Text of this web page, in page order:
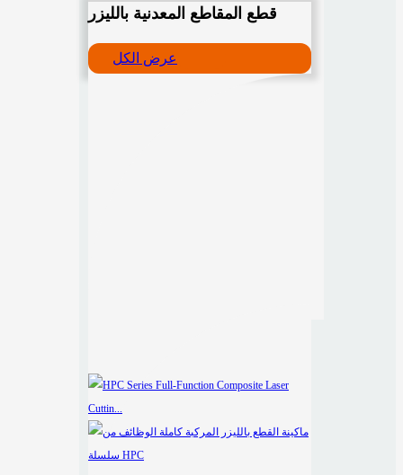
قطع المقاطع المعدنية بالليزر
عرض الكل